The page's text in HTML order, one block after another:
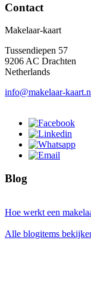
Contact
Makelaar-kaart
Tussendiepen 57
9206 AC Drachten
Netherlands
info@makelaar-
Blog
Hoe werkt een
Alle blogitems